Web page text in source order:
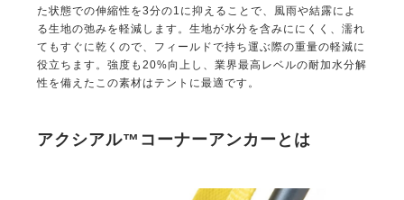
た状態での伸縮性を3分の1に抑えることで、風雨や結露によ
る生地の弛みを軽減します。生地が水分を含みににくく、濡れ
てもすぐに乾くので、フィールドで持ち運ぶ際の重量の軽減に
役立ちます。強度も20%向上し、業界最高レベルの耐加水分解
性を備えたこの素材はテントに最適です。
アクシアル™コーナーアンカーとは